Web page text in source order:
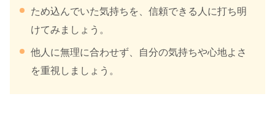
ため込んでいた気持ちを、信頼できる人に打ち明
けてみましょう。
他人に無理に合わせず、自分の気持ちや心地よさ
を重視しましょう。